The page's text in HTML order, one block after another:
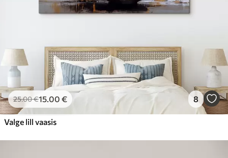
25.00€15.00 € 8
Valge lill vaasis